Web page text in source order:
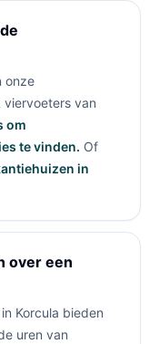
onze
viervoeters van
om
te vinden. Of
in
over een
Korcula bieden
uren van